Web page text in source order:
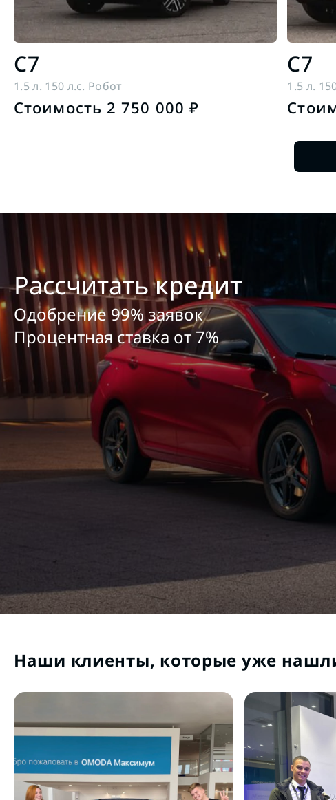
C7
1.5 л. 150 л.с. Робот
Стоимость 2 750 000 ₽
C7
1.5 л.
Рассчитатькредит
Одобрение 99% заявок
Процентная ставка от7%
Наши клиенты, которые уже